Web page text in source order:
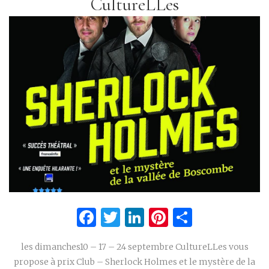
CultureLLes
Facebook
Twitter
LinkedIn
Pinterest
les dimanches10 – 17 – 24 septembre CultureLLes vous
propose à prix Club – Sherlock Holmes et le mystère de la